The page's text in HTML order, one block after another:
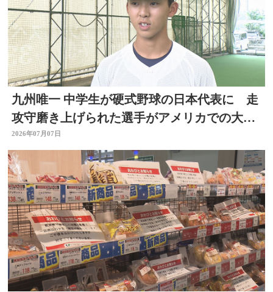
九州唯一 中学生が硬式野球の日本代表に 走
攻守磨き上げられた選手がアメリカでの大会
出場へ 大分
2026年07月07日